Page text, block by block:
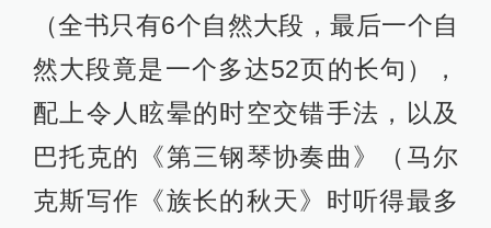
（全书只有6个自然大段，最后一个自
然大段竟是一个多达52页的长句），
配上令人眩晕的时空交错手法，以及
巴托克的《第三钢琴协奏曲》（马尔
克斯写作《族长的秋天》时听得最多